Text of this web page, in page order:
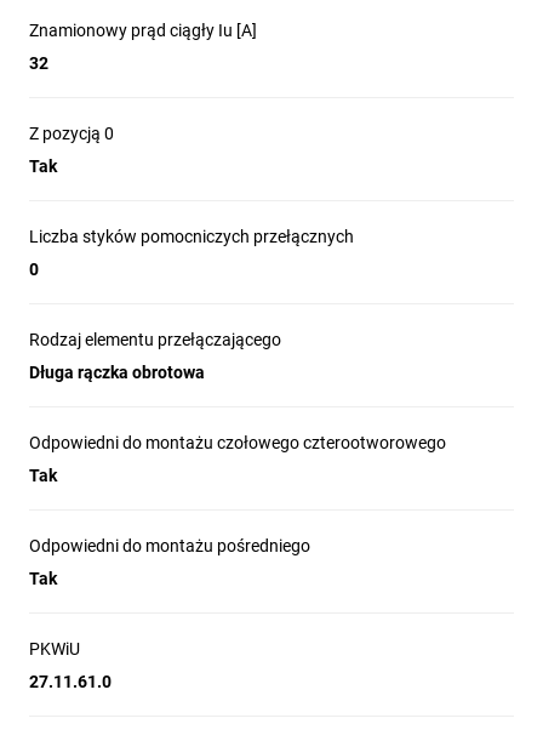
Znamionowy prąd ciągły Iu [A]
32
Z pozycją 0
Tak
Liczba styków pomocniczych przełącznych
0
Rodzaj elementu przełączającego
Długa rączka obrotowa
Odpowiedni do montażu czołowego czterootworowego
Tak
Odpowiedni do montażu pośredniego
Tak
PKWiU
27.11.61.0